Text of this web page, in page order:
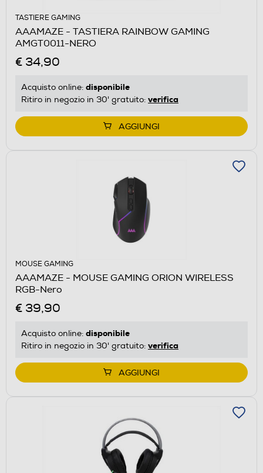
TASTIERE GAMING
AAAMAZE - TASTIERA RAINBOW GAMING
AMGT0011-NERO
€ 34,90
Acquisto online: disponibile
Ritiro in negozio in 30' gratuito: verifica
AGGIUNGI
MOUSE GAMING
AAAMAZE - MOUSE GAMING ORION WIRELESS
RGB-Nero
€ 39,90
Acquisto online: disponibile
Ritiro in negozio in 30' gratuito: verifica
AGGIUNGI